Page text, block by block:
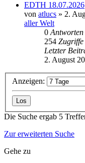
EDTH 18.07.2026
von atlucs » 2.
aller Welt
0 Antworten
254 Zugriffe
Letzter
2. August
Anzeigen:
Die Suche ergab 5
Zur erweiterten Suche
Gehe zu